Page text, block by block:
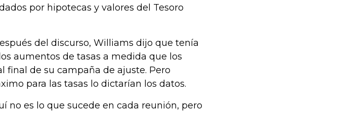
por hipotecas y valores del Tesoro
del discurso, Williams dijo que tenía
aumentos de tasas a medida que los
final de su campaña de ajuste. Pero
para las tasas lo dictarían los datos.
no es lo que sucede en cada reunión, pero